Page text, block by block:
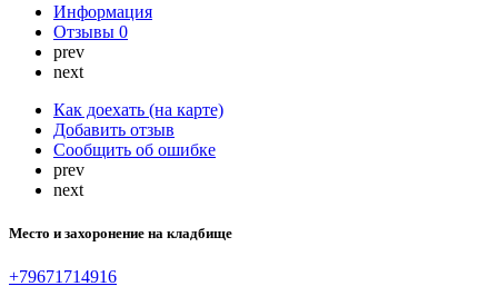
Информация
Отзывы 0
prev
next
Как доехать (на карте)
Добавить отзыв
Сообщить об ошибке
prev
next
Место и захоронение на кладбище
+79671714916